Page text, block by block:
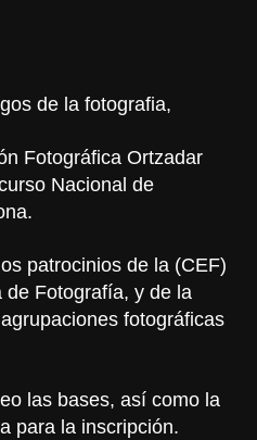
de la fotografia,
Fotográfica Ortzadar
Nacional de
patrocinios de la (CEF)
de Fotografía, y de la
fotográficas
las bases, así como la
para la inscripción.